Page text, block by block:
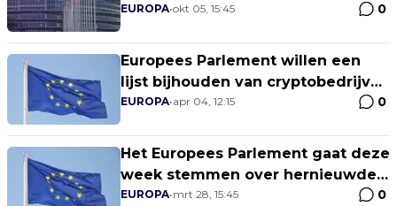
via blockchain
EUROPA•okt 05, 15:45 0
Europees Parlement willen een
lijst bijhouden van cryptobedrijven
met hoog risico
EUROPA•apr 04, 12:15 0
Het Europees Parlement gaat deze
week stemmen over hernieuwde
anti-witwaswetgeving
EUROPA•mrt 28, 15:45 0